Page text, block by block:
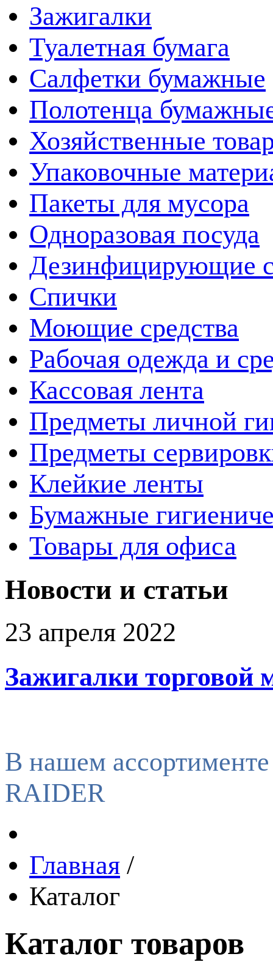
Зажигалки
Туалетная бумага
Салфетки бумажные
Полотенца
Хозяйственные
Упаковочные
Пакеты для мусора
Одноразовая посуда
Дезинфицирующие
Спички
Моющие средства
Рабочая одежда и
Кассовая лента
Предметы личной
Предметы
Клейкие ленты
Бумажные
Товары для офиса
Новости и статьи
23 апреля 2022
Зажигалки торговой
В нашем
RAIDER
Главная /
Каталог
Каталог товаров